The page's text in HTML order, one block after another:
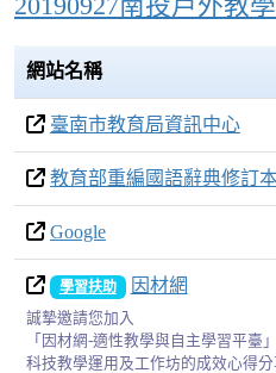
20190927南投戶外教
網站名稱
臺南市教育局資訊中心
教育部重編國語辭典修訂
Google
學習扶助 因材網
誠摯邀請您加入
「因材網-適性教學與自主學習平臺」
科技教學運用及工作坊的成效心得分